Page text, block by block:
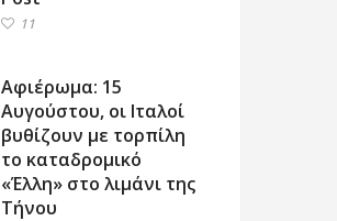
11
Αφιέρωμα: 15
Αυγούστου, οι Ιταλοί
βυθίζουν με τορπίλη
το καταδρομικό
«Έλλη» στο λιμάνι της
Τήνου